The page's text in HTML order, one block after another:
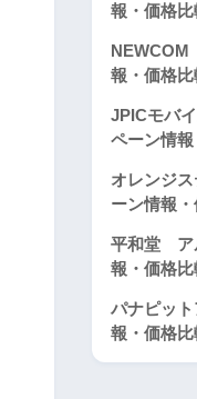
報・価格
NEWCOM
報・価格
JPICモバ
ペーン情
オレンジ
ーン情報
平和堂 ア
報・価格
パナピッ
報・価格